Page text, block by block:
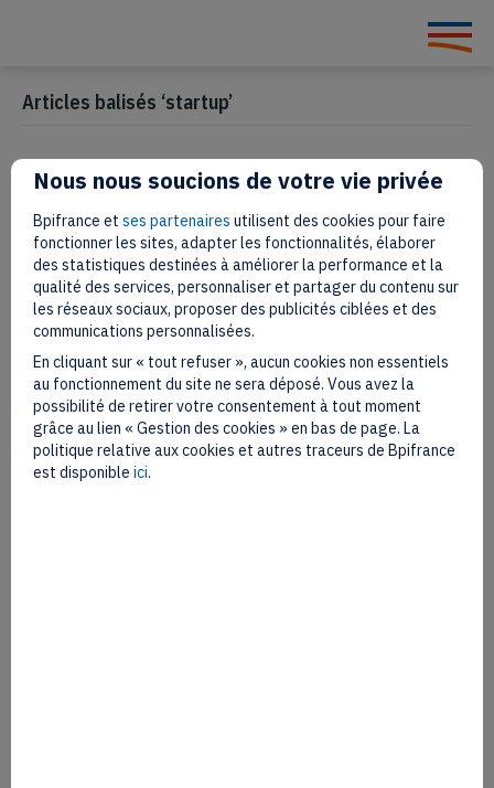
Articles balisés ‘startup’
Qui sont les lauréats 2022 des
we are Vivatech Challenges ?
15 juin 2022
Nous nous soucions de votre vie privée
Bpifrance et ses partenaires utilisent des cookies pour faire
fonctionner les sites, adapter les fonctionnalités, élaborer
des statistiques destinées à améliorer la performance et la
qualité des services, personnaliser et partager du contenu sur
les réseaux sociaux, proposer des publicités ciblées et des
communications personnalisées.
En cliquant sur « tout refuser », aucun cookies non essentiels
au fonctionnement du site ne sera déposé. Vous avez la
possibilité de retirer votre consentement à tout moment
grâce au lien « Gestion des cookies » en bas de page. La
politique relative aux cookies et autres traceurs de Bpifrance
est disponible ici.